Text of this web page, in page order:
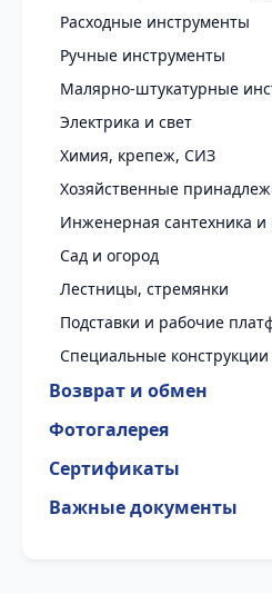
Расходные инструменты
Ручные инструменты
Малярно-штукатурные
Электрика и свет
Химия, крепеж, СИЗ
Хозяйственные
Инженерная сантехника и
Сад и огород
Лестницы, стремянки
Подставки и рабочие
Специальные конструкции
Возврат и обмен
Фотогалерея
Сертификаты
Важные документы